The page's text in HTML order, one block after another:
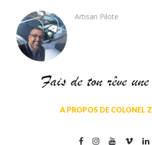
Artisan Pilote
A PROPOS DE COLONEL Z